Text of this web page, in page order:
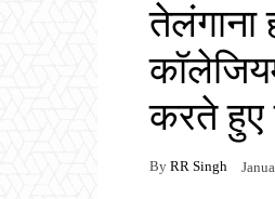
तेलंगाना
करते हुए
By RR Singh